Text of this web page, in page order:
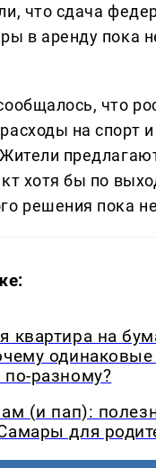
что сдача
в аренду пока
что
на спорт
хотя бы по
решения пока
квартира на
разному?
(и пап):
для